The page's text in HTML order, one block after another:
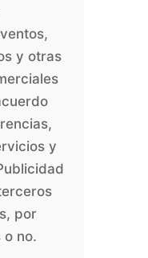
y otras
y
por
o no.